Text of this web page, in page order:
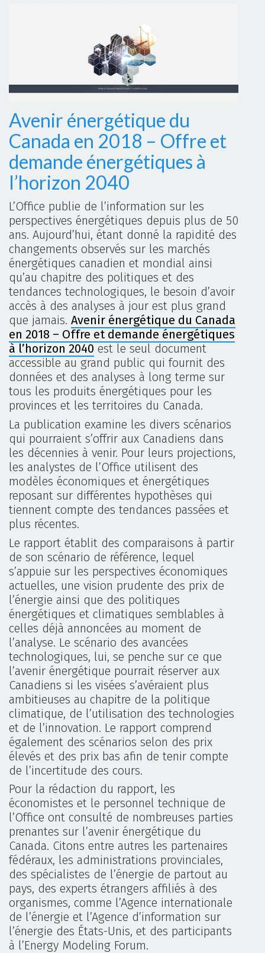
Avenir énergétique du
Canada en 2018 – Offre et
demande énergétiques à
l’horizon 2040
L’Office publie de l’information sur les
perspectives énergétiques depuis plus de 50
ans. Aujourd’hui, étant donné la rapidité des
changements observés sur les marchés
énergétiques canadien et mondial ainsi
qu’au chapitre des politiques et des
tendances technologiques, le besoin d’avoir
accès à des analyses à jour est plus grand
que jamais. Avenir énergétique du Canada
en 2018 – Offre et demande énergétiques
à l’horizon 2040 est le seul document
accessible au grand public qui fournit des
données et des analyses à long terme sur
tous les produits énergétiques pour les
provinces et les territoires du Canada.
La publication examine les divers scénarios
qui pourraient s’offrir aux Canadiens dans
les décennies à venir. Pour leurs projections,
les analystes de l’Office utilisent des
modèles économiques et énergétiques
reposant sur différentes hypothèses qui
tiennent compte des tendances passées et
plus récentes.
Le rapport établit des comparaisons à partir
de son scénario de référence, lequel
s’appuie sur les perspectives économiques
actuelles, une vision prudente des prix de
l’énergie ainsi que des politiques
énergétiques et climatiques semblables à
celles déjà annoncées au moment de
l’analyse. Le scénario des avancées
technologiques, lui, se penche sur ce que
l’avenir énergétique pourrait réserver aux
Canadiens si les visées s’avéraient plus
ambitieuses au chapitre de la politique
climatique, de l’utilisation des technologies
et de l’innovation. Le rapport comprend
également des scénarios selon des prix
élevés et des prix bas afin de tenir compte
de l’incertitude des cours.
Pour la rédaction du rapport, les
économistes et le personnel technique de
l’Office ont consulté de nombreuses parties
prenantes sur l’avenir énergétique du
Canada. Citons entre autres les partenaires
fédéraux, les administrations provinciales,
des spécialistes de l’énergie de partout au
pays, des experts étrangers affiliés à des
organismes, comme l’Agence internationale
de l’énergie et l’Agence d’information sur
l’énergie des États-Unis, et des participants
à l’Energy Modeling Forum.